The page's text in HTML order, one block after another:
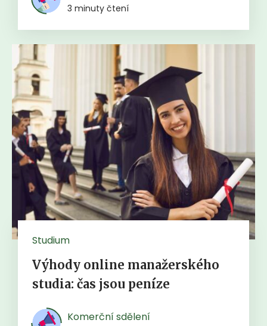
3 minuty čtení
Studium
Výhody online manažerského
studia: čas jsou peníze
Komerční sdělení